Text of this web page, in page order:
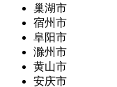
巢湖市
宿州市
阜阳市
滁州市
黄山市
安庆市